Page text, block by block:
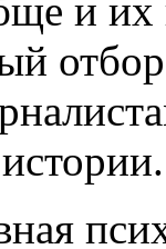
и их